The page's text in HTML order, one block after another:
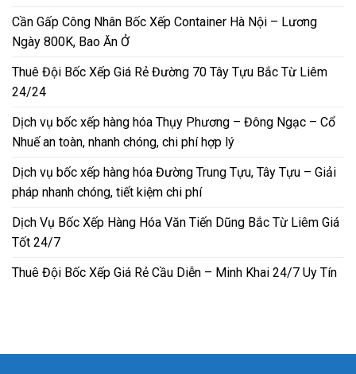
Cần Gấp Công Nhân Bốc Xếp Container Hà Nội – Lương
Ngày 800K, Bao Ăn Ở
Thuê Đội Bốc Xếp Giá Rẻ Đường 70 Tây Tựu Bắc Từ Liêm
24/24
Dịch vụ bốc xếp hàng hóa Thụy Phương – Đông Ngạc – Cổ
Nhuế an toàn, nhanh chóng, chi phí hợp lý
Dịch vụ bốc xếp hàng hóa Đường Trung Tựu, Tây Tựu – Giải
pháp nhanh chóng, tiết kiệm chi phí
Dịch Vụ Bốc Xếp Hàng Hóa Văn Tiến Dũng Bắc Từ Liêm Giá
Tốt 24/7
Thuê Đội Bốc Xếp Giá Rẻ Cầu Diễn – Minh Khai 24/7 Uy Tín